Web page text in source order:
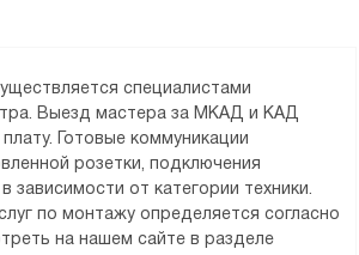
специалистами
Выезд мастера за МКАД и КАД
Готовые коммуникации
розетки, подключения
зависимости от категории техники.
по монтажу определяется согласно
на нашем сайте в разделе